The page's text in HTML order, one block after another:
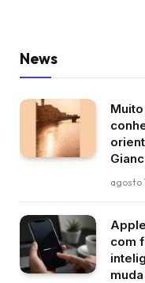
News
agosto
com